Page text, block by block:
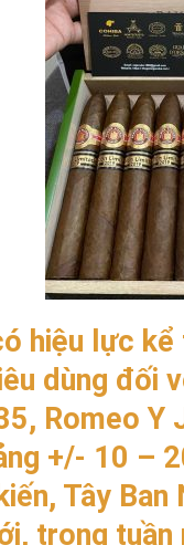
hiệu lực
dùng đối
Romeo Y
+/- 10 –
Tây
trong tuần